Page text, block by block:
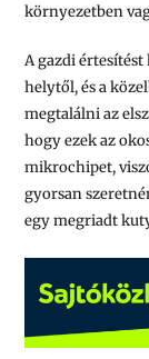
környezetben
A gazdi
helytől, és a
megtalálni az
hogy ezek az
mikrochipet,
gyorsan
egy megriadt